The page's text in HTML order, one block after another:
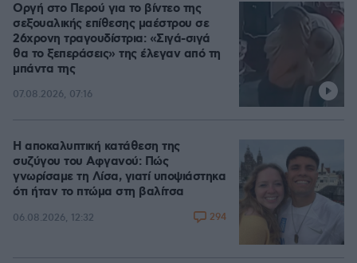
Οργή στο Περού για το βίντεο της
σεξουαλικής επίθεσης μαέστρου σε
26χρονη τραγουδίστρια: «Σιγά-σιγά
θα το ξεπεράσεις» της έλεγαν από τη
μπάντα της
07.08.2026, 07:16
Η αποκαλυπτική κατάθεση της
συζύγου του Αφγανού: Πώς
γνωρίσαμε τη Λίσα, γιατί υποψιάστηκα
ότι ήταν το πτώμα στη βαλίτσα
06.08.2026, 12:32 294